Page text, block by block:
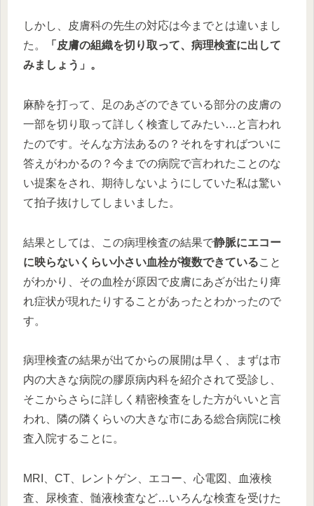
しかし、皮膚科の先生の対応は今までとは違いまし
た。
「皮膚の組織を切り取って、病理検査に出して
みましょう」。
麻酔を打って、足のあざのできている部分の皮膚の
一部を切り取って詳しく検査してみたい…と言われ
たのです。そんな方法あるの？それをすればついに
答えがわかるの？今までの病院で言われたことのな
い提案をされ、期待しないようにしていた私は驚い
て拍子抜けしてしまいました。
結果としては、この病理検査の結果で静脈にエコー
に映らないくらい小さい血栓が複数できていること
がわかり、その血栓が原因で皮膚にあざが出たり痺
れ症状が現れたりすることがあったとわかったので
す。
病理検査の結果が出てからの展開は早く、まずは市
内の大きな病院の膠原病内科を紹介されて受診し、
そこからさらに詳しく精密検査をした方がいいと言
われ、隣の隣くらいの大きな市にある総合病院に検
査入院することに。
MRI、CT、レントゲン、エコー、心電図、血液検
査、尿検査、髄液検査など…いろんな検査を受けた